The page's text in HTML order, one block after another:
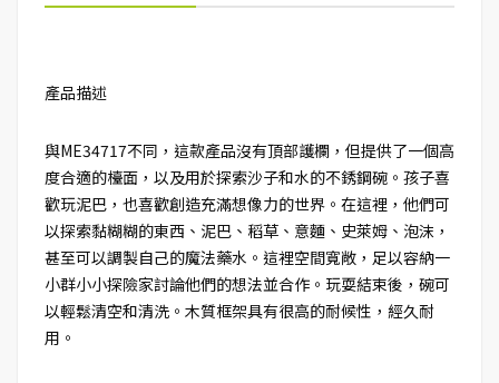
產品描述
與ME34717不同，這款產品沒有頂部護欄，但提供了一個高
度合適的檯面，以及用於探索沙子和水的不銹鋼碗。孩子喜
歡玩泥巴，也喜歡創造充滿想像力的世界。在這裡，他們可
以探索黏糊糊的東西、泥巴、稻草、意麵、史萊姆、泡沫，
甚至可以調製自己的魔法藥水。這裡空間寬敞，足以容納一
小群小小探險家討論他們的想法並合作。玩耍結束後，碗可
以輕鬆清空和清洗。木質框架具有很高的耐候性，經久耐
用。